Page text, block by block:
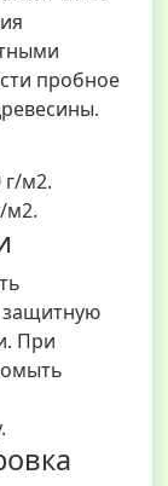
пробное
г/м2.
м2.
защитную
При